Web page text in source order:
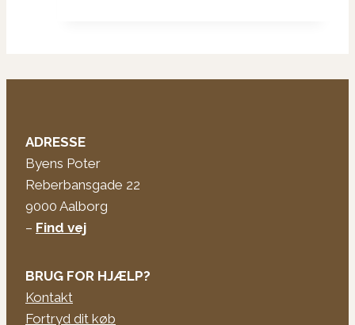
ADRESSE
Byens Poter
Reberbansgade 22
9000 Aalborg
– Find vej
BRUG FOR HJÆLP?
Kontakt
Fortryd dit køb